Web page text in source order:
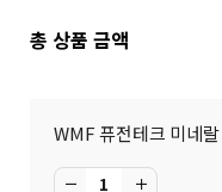
총 상품 금액
WMF 퓨전테크 미네